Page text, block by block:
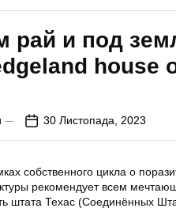
рай и под
house
30 Листопада, 2023
собственного цикла о
рекомендует всем
штата Техас (Соединённых